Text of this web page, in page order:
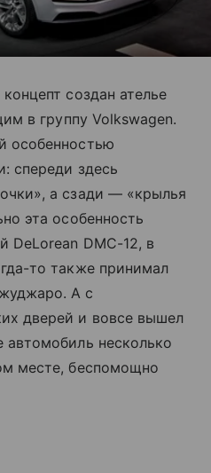
создан ателье
в группу Volkswagen.
особенностью
спереди здесь
а сзади — «крылья
эта особенность
DeLorean DMC-12, в
то также принимал
А с
дверей и вовсе вышел
несколько
месте, беспомощно